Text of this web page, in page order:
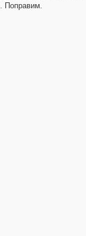
Поправим.